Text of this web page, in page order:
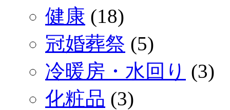
健康 (18)
冠婚葬祭 (5)
冷暖房・水回り (3)
化粧品 (3)